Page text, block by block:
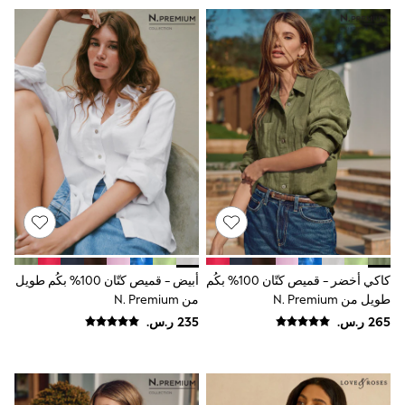
12-14 years
15+ years
All Clothing
Coats & Jackets
Dresses
Holiday Shop
Jeans
Jumpsuits & Playsuits
All Girl's New In
Kid's Top Picks
Top & Bottom Sets
Summer Dresses
Polka Dots
THE SET
Knitwear
Loungewear
Nightwear & Pyjamas
Occasionwear
Pants & Leggings
Shirts & Blouses
Shorts & Skirts
كاكي أخضر - قميص كتّان 100% بكُم
طويل من N. Premium
أبيض - قميص كتّان 100% بكُم طويل
من N. Premium